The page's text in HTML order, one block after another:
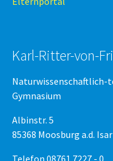
Karl-Ritter-von-
Naturwissenschaftlich-
Gymnasium
Albinstr. 5
85368 Moosburg a.d. Isar
Telefon 08761 7227 - 0